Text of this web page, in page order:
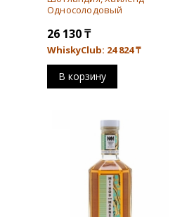
Односолодовый
26 130₸
WhiskyClub: 24 824₸
В корзину